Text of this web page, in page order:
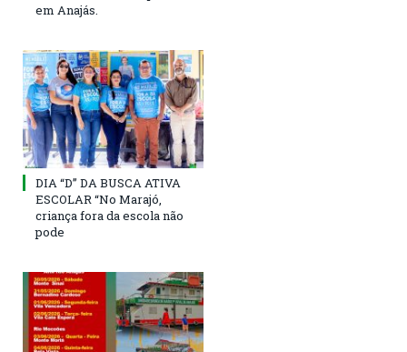
em Anajás.
DIA “D” DA BUSCA ATIVA
ESCOLAR “No Marajó,
criança fora da escola não
pode